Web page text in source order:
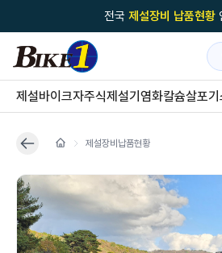
전국 제설장비 납품현황
국내 1위 제설장비 제작 전문업
제설 현장의 정답!다목적
전국제설장비 납품현황
'국내 유일'의
전국이 선택한제설·다목적
제설바이크자주식제설기 염화칼슘살포기
제설장비납품현황